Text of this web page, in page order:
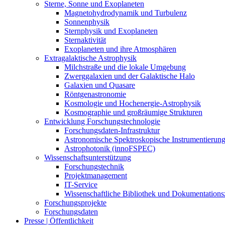
Sterne, Sonne und Exoplaneten
Magnetohydrodynamik und Turbulenz
Sonnenphysik
Sternphysik und Exoplaneten
Sternaktivität
Exoplaneten und ihre Atmosphären
Extragalaktische Astrophysik
Milchstraße und die lokale Umgebung
Zwerggalaxien und der Galaktische Halo
Galaxien und Quasare
Röntgenastronomie
Kosmologie und Hochenergie-Astrophysik
Kosmographie und großräumige Strukturen
Entwicklung Forschungstechnologie
Forschungsdaten-Infrastruktur
Astronomische Spektroskopische Instrumentierung
Astrophotonik (innoFSPEC)
Wissenschaftsunterstützung
Forschungstechnik
Projektmanagement
IT-Service
Wissenschaftliche Bibliothek und
Forschungsprojekte
Forschungsdaten
Presse | Öffentlichkeit